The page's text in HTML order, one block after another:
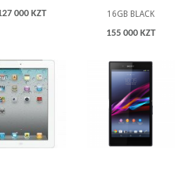
000 KZT
16GB BLACK
155 000 KZT